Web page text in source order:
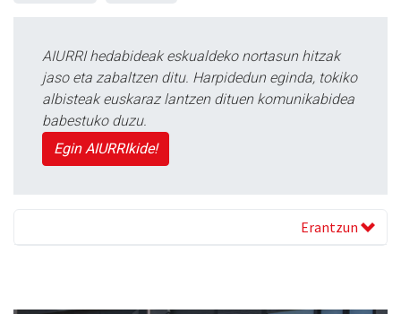
AIURRI hedabideak eskualdeko nortasun hitzak
jaso eta zabaltzen ditu. Harpidedun eginda, tokiko
albisteak euskaraz lantzen dituen komunikabidea
babestuko duzu.
Egin AIURRIkide!
Erantzun